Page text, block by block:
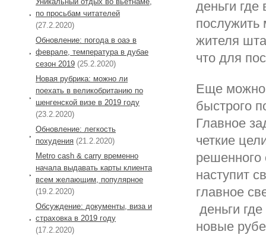
деньги где
послужить
жителя
что для
Еще можно
быстрого
Главное
четкие
решенного
наступит
главное
деньги
новые
по просьбам читателей
(27.2.2020)
Обновление: погода в оаэ в
феврале, температура в дубае
сезон 2019 (25.2.2020)
Новая рубрика: можно ли
поехать в великобританию по
шенгенской визе в 2019 году
(23.2.2020)
Обновление: легкость
похудения (21.2.2020)
Metro cash & carry временно
начала выдавать карты клиента
всем желающим, популярное
(19.2.2020)
Обсуждение: документы, виза и
страховка в 2019 году
(17.2.2020)